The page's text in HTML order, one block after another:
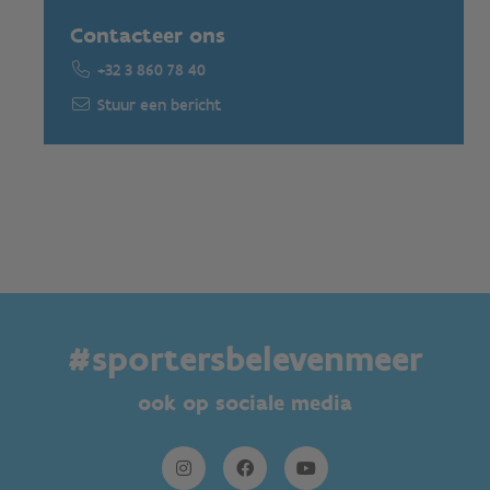
Contacteer ons
+32 3 860 78 40
Stuur een bericht
#sportersbelevenmeer
ook op sociale media